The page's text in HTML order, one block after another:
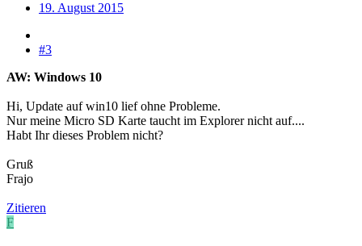
19. August 2015
#3
AW: Windows 10
Hi, Update auf win10 lief ohne Probleme.
Nur meine Micro SD Karte taucht im Explorer nicht auf....
Habt Ihr dieses Problem nicht?
Gruß
Frajo
Zitieren
F